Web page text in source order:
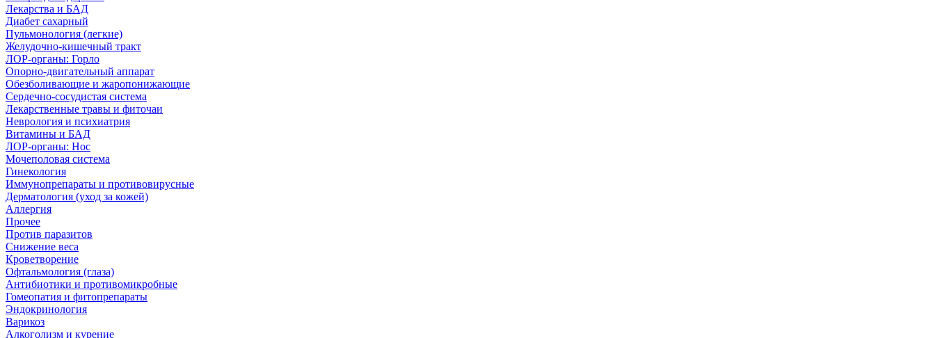
Лекарства и БАД
Диабет сахарный
Пульмонология (легкие)
Желудочно-кишечный тракт
ЛОР-органы: Горло
Опорно-двигательный аппарат
Обезболивающие и жаропонижающие
Сердечно-сосудистая система
Лекарственные травы и фиточаи
Неврология и психиатрия
Витамины и БАД
ЛОР-органы: Нос
Мочеполовая система
Гинекология
Иммунопрепараты и противовирусные
Дерматология (уход за кожей)
Аллергия
Прочее
Против паразитов
Снижение веса
Кроветворение
Офтальмология (глаза)
Антибиотики и противомикробные
Гомеопатия и фитопрепараты
Эндокринология
Варикоз
Алкоголизм и курение